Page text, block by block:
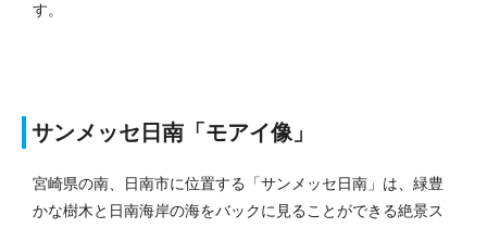
す。
サンメッセ日南「モアイ像」
宮崎県の南、日南市に位置する「サンメッセ日南」は、緑豊
かな樹木と日南海岸の海をバックに見ることができる絶景ス